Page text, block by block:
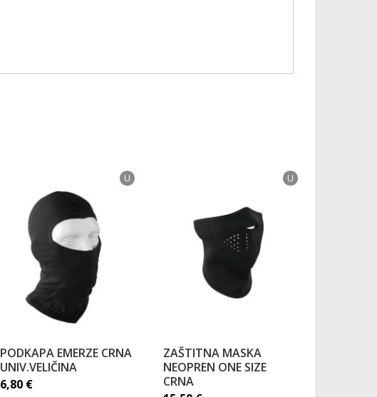
U
PODKAPA EMERZE CRNA
UNIV.VELIČINA
6,80 €
U
ZAŠTITNA MASKA
NEOPREN ONE SIZE
CRNA